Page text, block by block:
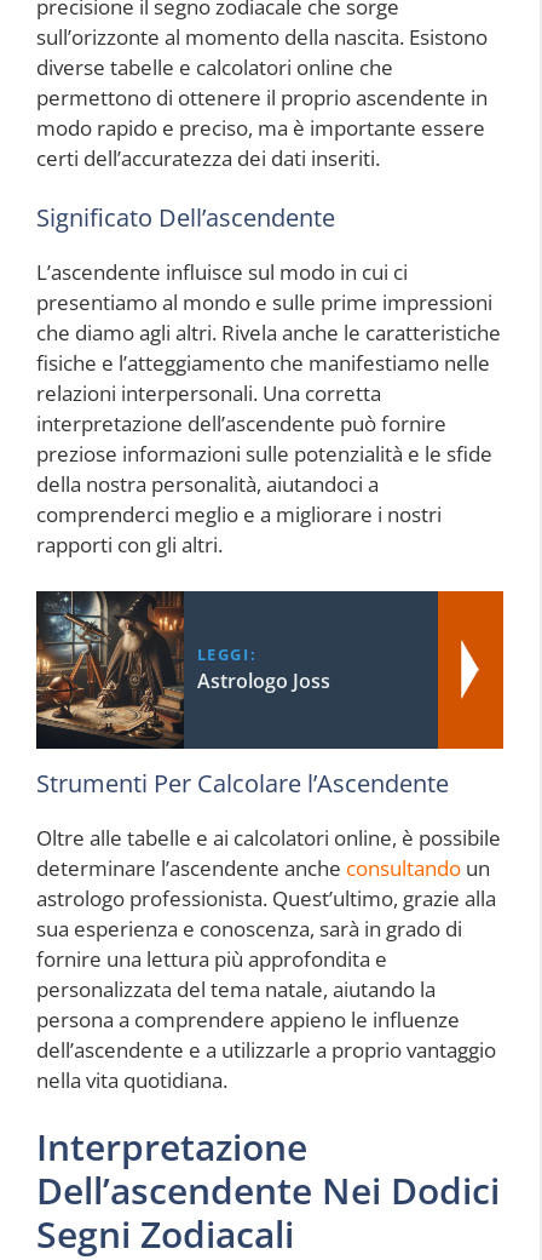
precisione il segno zodiacale che sorge
sull’orizzonte al momento della nascita. Esistono
diverse tabelle e calcolatori online che
permettono di ottenere il proprio ascendente in
modo rapido e preciso, ma è importante essere
certi dell’accuratezza dei dati inseriti.
Significato Dell’ascendente
L’ascendente influisce sul modo in cui ci
presentiamo al mondo e sulle prime impressioni
che diamo agli altri. Rivela anche le caratteristiche
fisiche e l’atteggiamento che manifestiamo nelle
relazioni interpersonali. Una corretta
interpretazione dell’ascendente può fornire
preziose informazioni sulle potenzialità e le sfide
della nostra personalità, aiutandoci a
comprenderci meglio e a migliorare i nostri
rapporti con gli altri.
LEGGI:
Astrologo Joss
Strumenti Per Calcolare l’Ascendente
Oltre alle tabelle e ai calcolatori online, è possibile
determinare l’ascendente anche consultando un
astrologo professionista. Quest’ultimo, grazie alla
sua esperienza e conoscenza, sarà in grado di
fornire una lettura più approfondita e
personalizzata del tema natale, aiutando la
persona a comprendere appieno le influenze
dell’ascendente e a utilizzarle a proprio vantaggio
nella vita quotidiana.
Interpretazione
Dell’ascendente Nei Dodici
Segni Zodiacali